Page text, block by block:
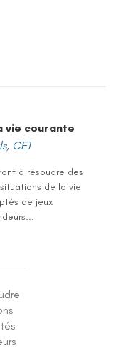
vie courante
, CE1
à résoudre des
de la vie
de jeux